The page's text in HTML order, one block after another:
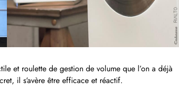
et roulette de gestion de volume que l’on a déjà
il s’avère être efficace et réactif.